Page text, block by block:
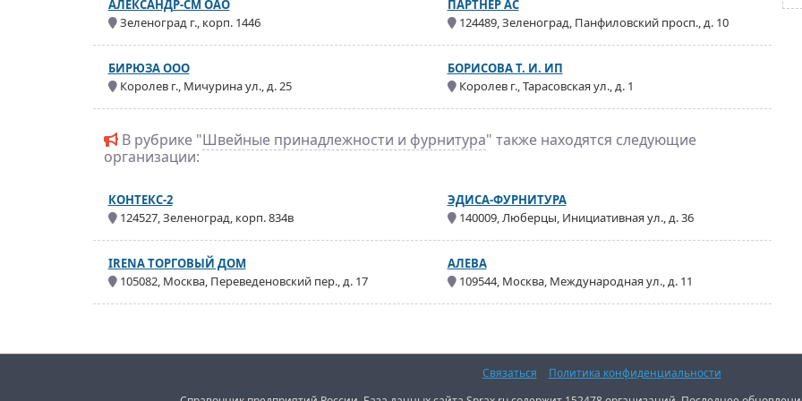
АЛЕКСАНДР-СМ ОАО
Зеленоград г., корп. 1446
ПАРТНЕР АС
124489, Зеленоград, Панфиловский просп., д. 10
БИРЮЗА ООО
Королев г., Мичурина ул., д. 25
БОРИСОВА Т. И. ИП
Королев г., Тарасовская ул., д. 1
В рубрике "Швейные принадлежности и фурнитура" также находятся следующие
организации:
КОНТЕКС-2
124527, Зеленоград, корп. 834в
ЭДИСА-ФУРНИТУРА
140009, Люберцы, Инициативная ул., д. 36
IRENA ТОРГОВЫЙ ДОМ
105082, Москва, Переведеновский пер., д. 17
АЛЕВА
109544, Москва, Международная ул., д. 11
Связаться
Политика конфиденциальности